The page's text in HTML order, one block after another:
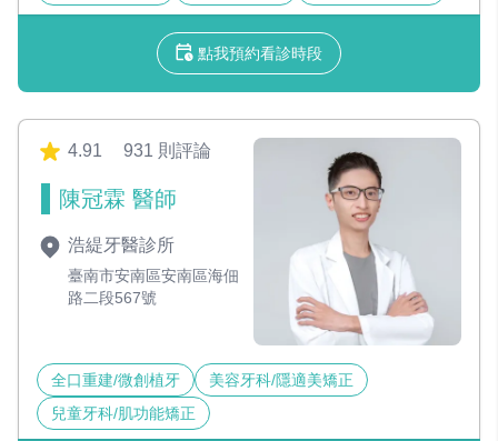
點我預約看診時段
4.91 931 則評論
陳冠霖 醫師
浩緹牙醫診所
臺南市安南區安南區海佃
路二段567號
全口重建/微創植牙
美容牙科/隱適美矯正
兒童牙科/肌功能矯正